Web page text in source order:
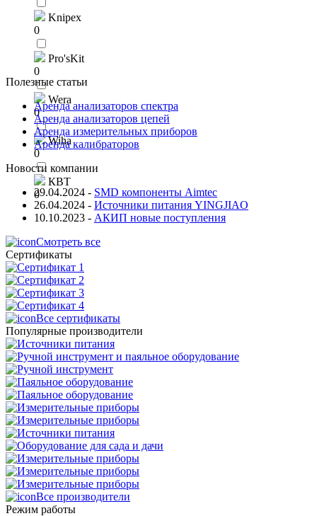
Knipex
0
Pro'sKit
0
Wera
0
Wiha
0
КВТ
0
Полезные статьи
Аренда анализаторов спектра
Аренда анализаторов цепей
Аренда измерительных приборов
Аренда калибраторов
Новости компании
29.04.2024 - SMD компоненты Aimtec
26.04.2024 - Источники питания YINGJIAO
10.10.2023 - АКИП новые поступления
Смотреть все
Сертификаты
Все сертификаты
Популярные производители
Все производители
Режим работы